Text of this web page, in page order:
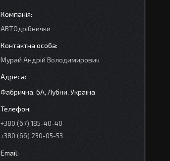
АВТОдрібнички
Мурай Андрій Володимирович
Фабрична, 6А, Лубни, Україна
+380 (67) 185-40-40
+380 (66) 230-05-53